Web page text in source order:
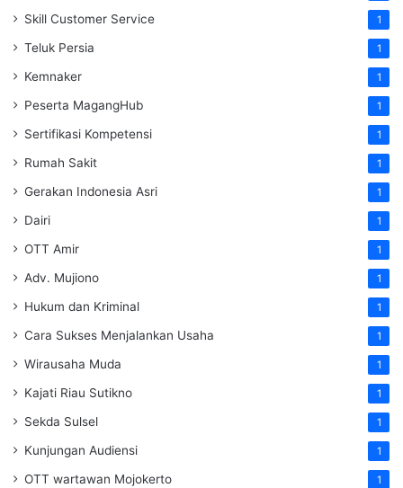
Skill Customer Service 1
Teluk Persia 1
Kemnaker 1
Peserta MagangHub 1
Sertifikasi Kompetensi 1
Rumah Sakit 1
Gerakan Indonesia Asri 1
Dairi 1
OTT Amir 1
Adv. Mujiono 1
Hukum dan Kriminal 1
Cara Sukses Menjalankan Usaha 1
Wirausaha Muda 1
Kajati Riau Sutikno 1
Sekda Sulsel 1
Kunjungan Audiensi 1
OTT wartawan Mojokerto 1